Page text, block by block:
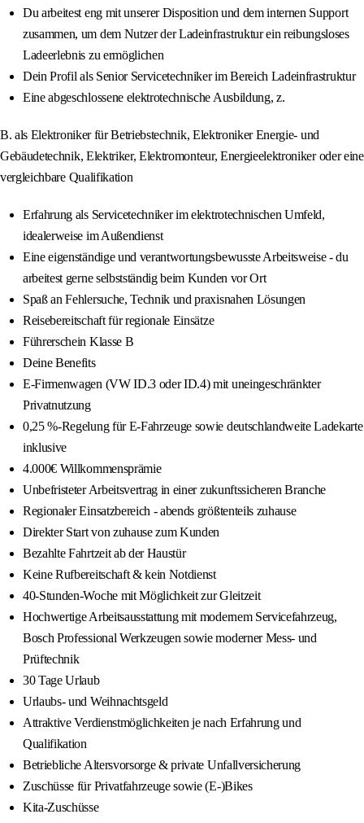
Du arbeitest eng mit unserer Disposition und dem internen Support
zusammen, um dem Nutzer der Ladeinfrastruktur ein reibungsloses
Ladeerlebnis zu ermöglichen
Dein Profil als Senior Servicetechniker im Bereich Ladeinfrastruktur
Eine abgeschlossene elektrotechnische Ausbildung, z.
B. als Elektroniker für Betriebstechnik, Elektroniker Energie- und
Gebäudetechnik, Elektriker, Elektromonteur, Energieelektroniker oder eine
vergleichbare Qualifikation
Erfahrung als Servicetechniker im elektrotechnischen Umfeld,
idealerweise im Außendienst
Eine eigenständige und verantwortungsbewusste Arbeitsweise - du
arbeitest gerne selbstständig beim Kunden vor Ort
Spaß an Fehlersuche, Technik und praxisnahen Lösungen
Reisebereitschaft für regionale Einsätze
Führerschein Klasse B
Deine Benefits
E-Firmenwagen (VW ID.3 oder ID.4) mit uneingeschränkter
Privatnutzung
0,25 %-Regelung für E-Fahrzeuge sowie deutschlandweite Ladekarte
inklusive
4.000€ Willkommensprämie
Unbefristeter Arbeitsvertrag in einer zukunftssicheren Branche
Regionaler Einsatzbereich - abends größtenteils zuhause
Direkter Start von zuhause zum Kunden
Bezahlte Fahrtzeit ab der Haustür
Keine Rufbereitschaft & kein Notdienst
40-Stunden-Woche mit Möglichkeit zur Gleitzeit
Hochwertige Arbeitsausstattung mit modernem Servicefahrzeug,
Bosch Professional Werkzeugen sowie moderner Mess- und
Prüftechnik
30 Tage Urlaub
Urlaubs- und Weihnachtsgeld
Attraktive Verdienstmöglichkeiten je nach Erfahrung und
Qualifikation
Betriebliche Altersvorsorge & private Unfallversicherung
Zuschüsse für Privatfahrzeuge sowie (E-)Bikes
Kita-Zuschüsse